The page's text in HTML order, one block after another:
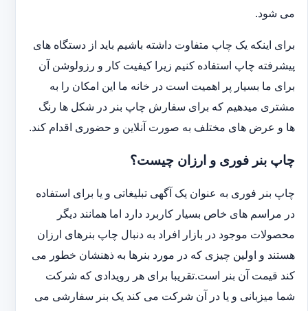
می شود.
برای اینکه یک چاپ متفاوت داشته باشیم باید از دستگاه های
پیشرفته چاپ استفاده کنیم زیرا کیفیت کار و رزولوشن آن
برای ما بسیار پر اهمیت است در خانه ما این امکان را به
مشتری میدهیم که برای سفارش چاپ بنر در شکل ها رنگ
ها و عرض های مختلف به صورت آنلاین و حضوری اقدام کند.
چاپ بنر فوری و ارزان چیست؟
چاپ بنر فوری به عنوان یک آگهی تبلیغاتی و یا برای استفاده
در مراسم های خاص بسیار کاربرد دارد اما همانند دیگر
محصولات موجود در بازار افراد به دنبال چاپ بنرهای ارزان
هستند و اولین چیزی که در مورد بنرها به ذهنشان خطور می
کند قیمت آن بنر است.تقریبا برای هر رویدادی که شرکت
شما میزبانی و یا در آن شرکت می کند یک بنر سفارشی می